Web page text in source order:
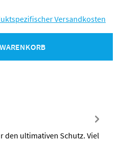
Versandkosten
den ultimativen Schutz. Viel